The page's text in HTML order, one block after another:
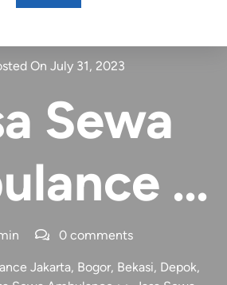
On July 31, 2023
Sewa
…
0 comments
Jakarta, Bogor, Bekasi, Depok,